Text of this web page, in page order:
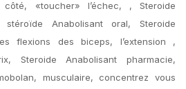
côté, «toucher» l’échec, , Steroide
Anabolisant oral, Steroide
flexions des biceps, l’extension ,
Steroide Anabolisant pharmacie,
musculaire, concentrez vous